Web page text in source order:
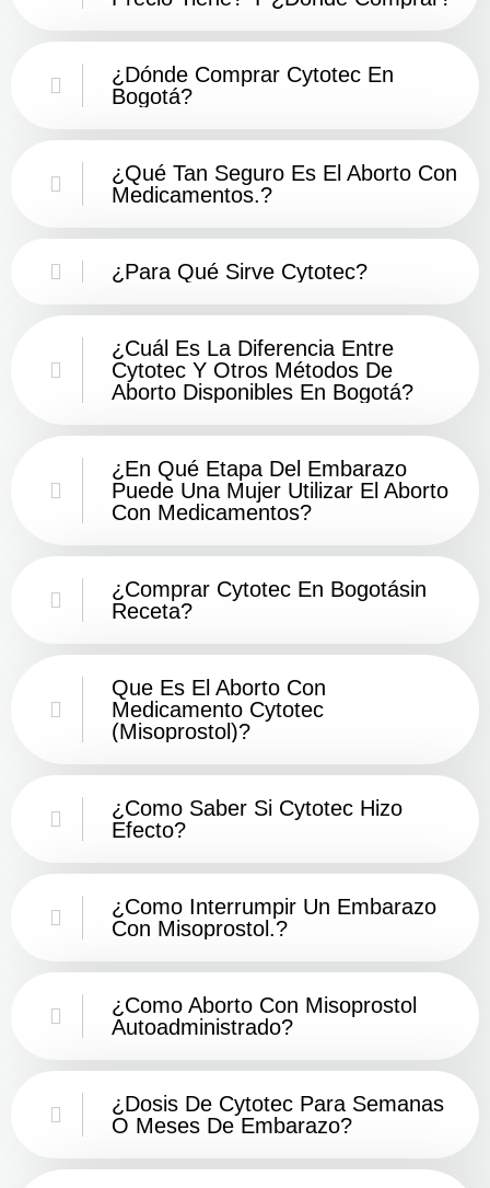
¿Dónde Comprar Cytotec En
Bogotá?
¿Qué Tan Seguro Es El Aborto Con
Medicamentos.?
¿Para Qué Sirve Cytotec?
¿Cuál Es La Diferencia Entre
Cytotec Y Otros Métodos De
Aborto Disponibles En Bogotá?
¿En Qué Etapa Del Embarazo
Puede Una Mujer Utilizar El Aborto
Con Medicamentos?
¿Comprar Cytotec En Bogotásin
Receta?
Que Es El Aborto Con
Medicamento Cytotec
(misoprostol)?
¿Como Saber Si Cytotec Hizo
Efecto?
¿como Interrumpir Un Embarazo
Con Misoprostol.?
¿Como Aborto Con Misoprostol
Autoadministrado?
¿Dosis De Cytotec Para Semanas
O Meses De Embarazo?